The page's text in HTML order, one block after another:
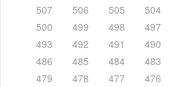
507
506 505 504
500
499 498 497
493
492 491 490
486
485 484 483
479
478 477 476